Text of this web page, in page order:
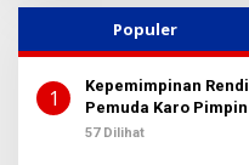
Populer
1
Kepemimpinan
Pemuda Karo
57 Dilihat